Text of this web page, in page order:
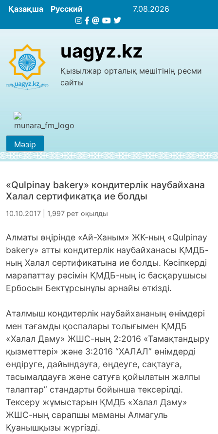
Қазақша Русский 7.08.2026
uagyz.kz
Қызылжар орталық мешітінің ресми
сайты
Мәзір
«Qulpinay bakery» кондитерлік наубайхана
Халал сертификатқа ие болды
10.10.2017 | 1,997 рет оқылды
Алматы өңірінде «Ай-Ханым» ЖК-ның «Qulpinay
bakery» атты кондитерлік наубайханасы ҚМДБ-
ның Халал сертификатына ие болды. Кәсіпкерді
марапаттау рәсімін ҚМДБ-ның іс басқарушысы
Ербосын Бектұрсынұлы арнайы өткізді.
Аталмыш кондитерлік наубайхананың өнімдері
мен тағамды қоспалары толығымен ҚМДБ
«Халал Даму» ЖШС-ның 2:2016 «Тамақтандыру
қызметтері» және 3:2016 “ХАЛАЛ” өнімдерді
өндіруге, дайындауға, өңдеуге, сақтауға,
тасымалдауға және сатуға қойылатын жалпы
талаптар” стандарты бойынша тексерілді.
Тексеру жұмыстарын ҚМДБ «Халал Даму»
ЖШС-ның сарапшы маманы Алмагуль
Қуанышқызы жүргізді.